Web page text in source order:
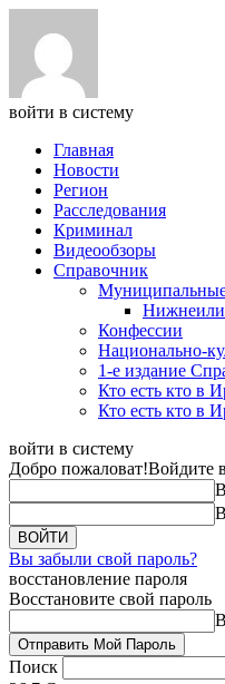
войти в систему
Главная
Новости
Регион
Расследования
Криминал
Видеообзоры
Справочник
Муниципальные
Конфессии
Национально-
1-е издание
Кто есть кто в
Кто есть кто в
войти в систему
Добро пожаловат!Войдите
Вы забыли свой пароль?
восстановление пароля
Восстановите свой пароль
Поиск